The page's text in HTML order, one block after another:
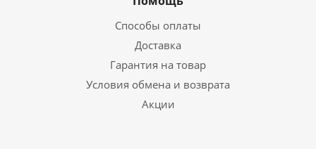
Способы оплаты
Доставка
Гарантия на товар
Условия обмена и возврата
Акции